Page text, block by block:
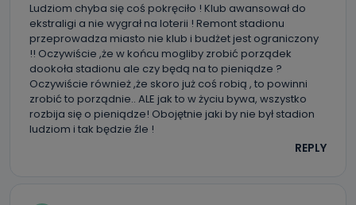
Ludziom chyba się coś pokręciło ! Klub awansował do
ekstraligi a nie wygrał na loterii ! Remont stadionu
przeprowadza miasto nie klub i budżet jest ograniczony
!! Oczywiście ,że w końcu mogliby zrobić porządek
dookoła stadionu ale czy będą na to pieniądze ?
Oczywiście również ,że skoro już coś robią , to powinni
zrobić to porządnie.. ALE jak to w życiu bywa, wszystko
rozbija się o pieniądze! Obojętnie jaki by nie był stadion
ludziom i tak będzie źle !
REPLY